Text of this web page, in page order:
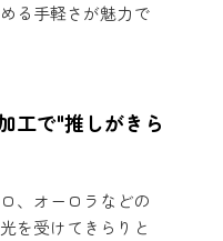
る手軽さが魅力で
工で"推しがきら
、オーロラなどの
を受けてきらりと